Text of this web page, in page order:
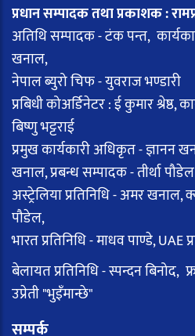
प्रधान सम्पादक तथा प्रकाशक :
अतिथि सम्पादक - टंक पन्त,
खनाल,
नेपाल ब्युरो चिफ - युवराज भण्डारी
प्रबिधी कोअर्डिनेटर : ई कुमार
बिष्णु भट्टराई
प्रमुख कार्यकारी अधिकृत - ज्ञानन
खनाल, प्रबन्ध सम्पादक - तीर्था पौडेल
अस्ट्रेलिया प्रतिनिधि - अमर खनाल,
पौडेल,
भारत प्रतिनिधि - माधव पाण्डे, UAE
बेलायत प्रतिनिधि - स्पन्दन बिनोद,
उप्रेती "भुइँमान्छे"
सम्पर्क